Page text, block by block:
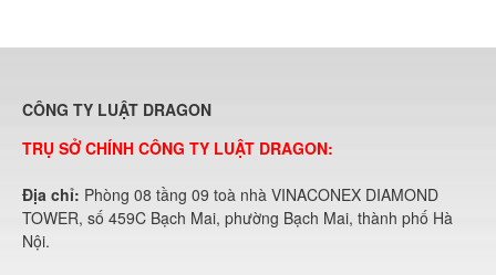
CÔNG TY LUẬT DRAGON
TRỤ SỞ CHÍNH CÔNG TY LUẬT DRAGON:
Địa chỉ: Phòng 08 tầng 09 toà nhà VINACONEX DIAMOND
TOWER, số 459C Bạch Mai, phường Bạch Mai, thành phố Hà
Nội.